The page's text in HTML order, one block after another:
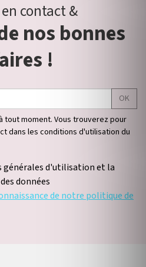
contact &
nos bonnes
!
OK
tout moment. Vous trouverez pour
dans les conditions d'utilisation du
générales d'utilisation et la
données
de notre politique de